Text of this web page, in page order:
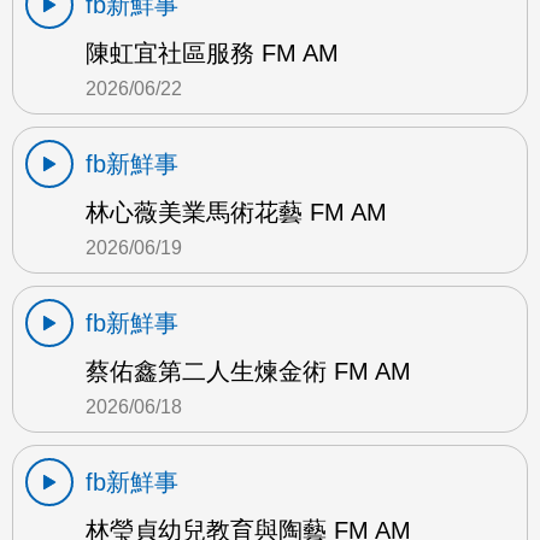
陳虹宜社區服務 FM AM
2026/06/22
fb新鮮事
林心薇美業馬術花藝 FM AM
2026/06/19
fb新鮮事
蔡佑鑫第二人生煉金術 FM AM
2026/06/18
fb新鮮事
林瑩貞幼兒教育與陶藝 FM AM